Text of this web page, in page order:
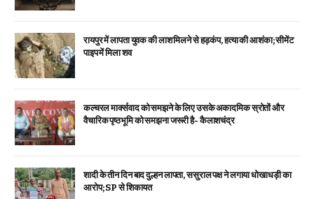
रायपुर में लापता युवक की लाश मिलने से हड़कंप, हत्या की आशंका; सीमेंट
पाइप में मिला शव
कल्चरल मार्क्सवाद को समझने के लिए उसके अकादमिक स्रोतों और
वैचारिक पृष्ठभूमि को समझना जरूरी है- कैलाशचंद्र
शादी के तीन दिन बाद दुल्हन लापता, ससुराल पक्ष ने लगाया धोखाधड़ी का
आरोप; SP से शिकायत